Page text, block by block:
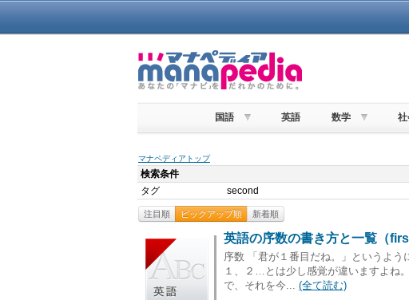
国語 英語 数学
マナペディアトップ
検索条件
タグ
second
注目順 ピックアップ順 新着順
英語の序数の書き方と一覧（
序数 「君が１番目だね。」というよ
１、２…とは少し感覚が違いますよね
で、それを今... (全て読む)